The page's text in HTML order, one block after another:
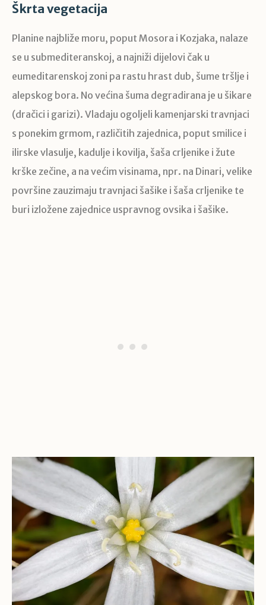
Škrta vegetacija
Planine najbliže moru, poput Mosora i Kozjaka, nalaze
se u submediteranskoj, a najniži dijelovi čak u
eumeditarenskoj zoni pa rastu hrast dub, šume tršlje i
alepskog bora. No većina šuma degradirana je u šikare
(dračici i garizi). Vladaju ogoljeli kamenjarski travnjaci
s ponekim grmom, različitih zajednica, poput smilice i
ilirske vlasulje, kadulje i kovilja, šaša crljenike i žute
krške zečine, a na većim visinama, npr. na Dinari, velike
površine zauzimaju travnjaci šašike i šaša crljenike te
buri izložene zajednice uspravnog ovsika i šašike.